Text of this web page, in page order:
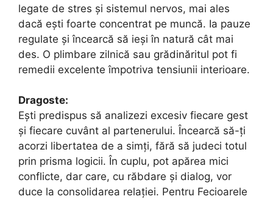
legate de stres și sistemul nervos, mai ales
dacă ești foarte concentrat pe muncă. Ia pauze
regulate și încearcă să ieși în natură cât mai
des. O plimbare zilnică sau grădinăritul pot fi
remedii excelente împotriva tensiunii interioare.
Dragoste:
Ești predispus să analizezi excesiv fiecare gest
și fiecare cuvânt al partenerului. Încearcă să-ți
acorzi libertatea de a simți, fără să judeci totul
prin prisma logicii. În cuplu, pot apărea mici
conflicte, dar care, cu răbdare și dialog, vor
duce la consolidarea relației. Pentru Fecioarele